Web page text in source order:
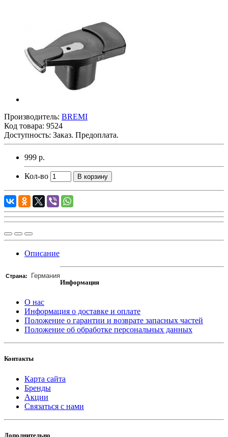
Производитель: BREMI
Код товара: 9524
Доступность: Заказ. Предоплата.
999 р.
Кол-во В корзину
Описание
Страна:
Германия
Информация
О нас
Информация о доставке и оплате
Положение о гарантии и возврате запасных частей
Положение об обработке персональных данных
Контакты
Карта сайта
Бренды
Акции
Связаться с нами
Дополнительно